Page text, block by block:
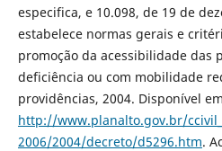
especifica, e 10.098, de 19 de
estabelece normas gerais e
promoção da acessibilidade das
deficiência ou com mobilidade
providências, 2004. Disponível
http://www.planalto.gov.br/
2006/2004/decreto/d5296.htm.